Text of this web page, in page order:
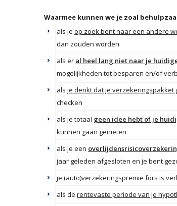
Waarmee kunnen we je zoal
als jeop zoek bent naar een andere
dan zouden worden
als er al heel lang niet naar je
mogelijkheden tot besparen en/of
als je denkt dat je verzekeringspakket
checken
als je totaal geen idee hebt of je
kunnen gaan genieten
als je een
jaar geleden afgesloten en je bent
je (auto)verzekeringspremie fors is
als derentevaste periode van je